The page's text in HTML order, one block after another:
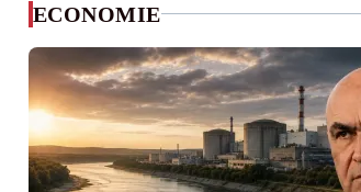
ECONOMIE